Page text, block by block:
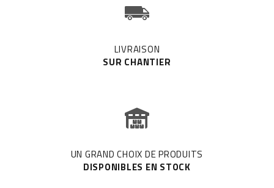
LIVRAISON
SUR CHANTIER
UN GRAND CHOIX DE PRODUITS
DISPONIBLES EN STOCK